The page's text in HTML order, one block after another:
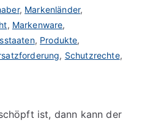
, Markenländer,
, Markenware,
, Produkte,
, Schutzrechte,
ist, dann kann der